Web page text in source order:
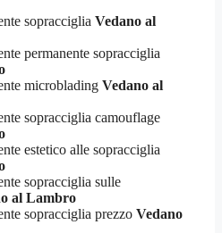
sopracciglia Vedano al
permanente sopracciglia
microblading Vedano al
sopracciglia camouflage
estetico alle sopracciglia
sopracciglia sulle
al Lambro
sopracciglia prezzo Vedano